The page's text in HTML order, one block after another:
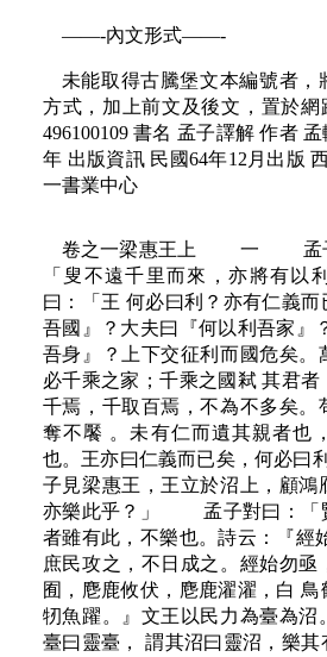
——-內文形式——-
未能取得古騰堡文本編號者，
方式，加上前文及後文，置於
496100109 書名 孟子譯解 作者
年 出版資訊 民國64年12月出版
一書業中心
卷之一梁惠王上 一 孟子
「叟不遠千里而來，亦將有以
曰：「王 何必曰利？亦有仁義而
吾國』？大夫曰『何以利吾家』
吾身』？上下交征利而國危矣。
必千乘之家；千乘之國弒 其君者
千焉，千取百焉，不為不多矣。
奪不饜 。未有仁而遺其親者也
也。王亦曰仁義而已矣，
子見梁惠王，王立於沼上，顧鴻
亦樂此乎？」 孟子對曰：「
者雖有此，不樂也。詩云：『經
庶民攻之，不日成之。經始勿亟
囿，麀鹿攸伏，麀鹿濯濯，白
牣魚躍。』文王以民力為臺為沼
臺曰靈臺， 謂其沼曰靈沼，樂其